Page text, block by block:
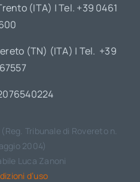
(ITA) | Tel. +39 0461
(TN) (ITA) | Tel. +39
Tribunale di Rovereto n.
2004)
Luca Zanoni
d’uso